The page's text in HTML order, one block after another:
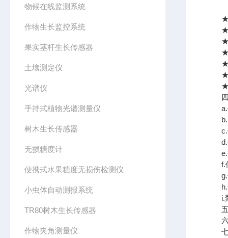
物候在线监测系统
作物生长监控系统
果实茎杆生长传感器
土壤测定仪
光谱仪
手持式植物光谱测量仪
树木生长传感器
无损糖度计
便携式水果糖度无损伤检测仪
小虫体自动测报系统
TR80树木生长传感器
作物夹角测量仪
★单
★传
★传
★传
★传
★传
★传
四
a.传
b.多
c.传
d.传
e.传
f.传
g.传
h.传
i.禁
五
六
七